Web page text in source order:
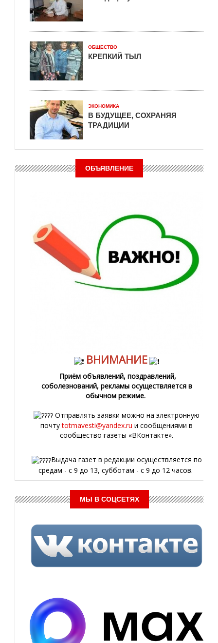
ОБЩЕСТВО
КРЕПКИЙ ТЫЛ
ЭКОНОМИКА
В БУДУЩЕЕ, СОХРАНЯЯ
ТРАДИЦИИ
ОБЪЯВЛЕНИЕ
ВНИМАНИЕ
Приём объявлений, поздравлений,
соболезнований, рекламы осуществляется в
обычном режиме.
Отправлять заявки можно на электронную
почтуtotmavesti@yandex.ru и сообщениями в
сообщество газеты «ВКонтакте».
Выдача газет в редакции осуществляется по
средам - с 9 до 13, субботам - с 9 до 12 часов.
МЫ В СОЦСЕТЯХ